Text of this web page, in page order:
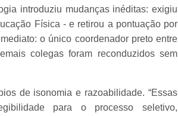
introduziu mudanças inéditas: exigiu
Física - e retirou a pontuação por
o único coordenador preto entre
colegas foram reconduzidos sem
de isonomia e razoabilidade. “Essas
para o processo seletivo,